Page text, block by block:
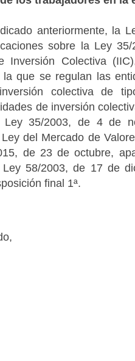
anteriormente, la
sobre la Ley
Inversión Colectiva
la que se regulan las
colectiva de
de inversión
Ley 35/2003, de 4 de
del Mercado de
de 23 de octubre,
58/2003, de 17 de
final 1ª.